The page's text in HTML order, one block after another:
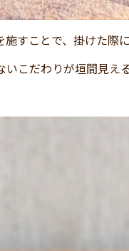
すことで、掛けた際
こだわりが垣間見え